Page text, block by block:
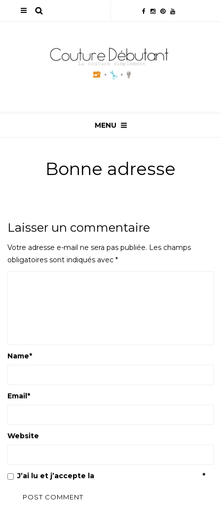
MENU
Bonne adresse
Laisser un commentaire
Votre adresse e-mail ne sera pas publiée. Les champs
obligatoires sont indiqués avec *
Name*
Email*
Website
J’ai lu et j’accepte la *